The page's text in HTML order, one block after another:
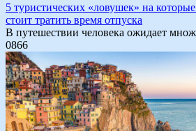
5 туристических «ловушек» на
стоит тратить время отпуска
В путешествии человека ожидает
0866